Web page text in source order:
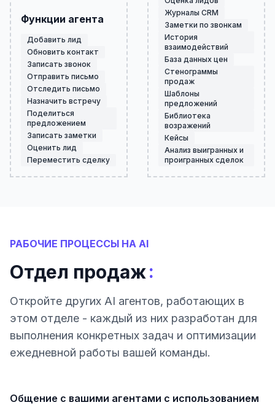
Функции агента
Добавить лид
Обновить контакт
Записать звонок
Отправить письмо
Отследить письмо
Назначить встречу
Поделиться
предложением
Записать заметки
Оценить лид
Переместить сделку
Журналы CRM
Заметки по звонкам
История
взаимодействий
База данных цен
Стенограммы
продаж
Шаблоны
предложений
Библиотека
возражений
Кейсы
Анализ выигранных и
проигранных сделок
РАБОЧИЕ ПРОЦЕССЫ НА AI
Отдел продаж:
Откройте других AI агентов, работающих в
этом отделе - каждый из них разработан для
выполнения конкретных задач и оптимизации
ежедневной работы вашей команды.
Общение с вашими агентами с использованием